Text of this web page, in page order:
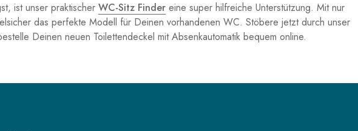
ist unser praktischer WC-Sitz Finder eine super hilfreiche Unterstützung. Mit nur
das perfekte Modell für Deinen vorhandenen WC. Stöbere jetzt durch unser
Deinen neuen Toilettendeckel mit Absenkautomatik bequem online.